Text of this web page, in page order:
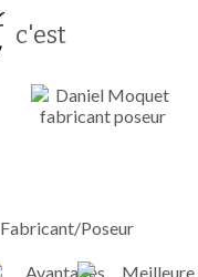
c'est
Fabricant/Poseur